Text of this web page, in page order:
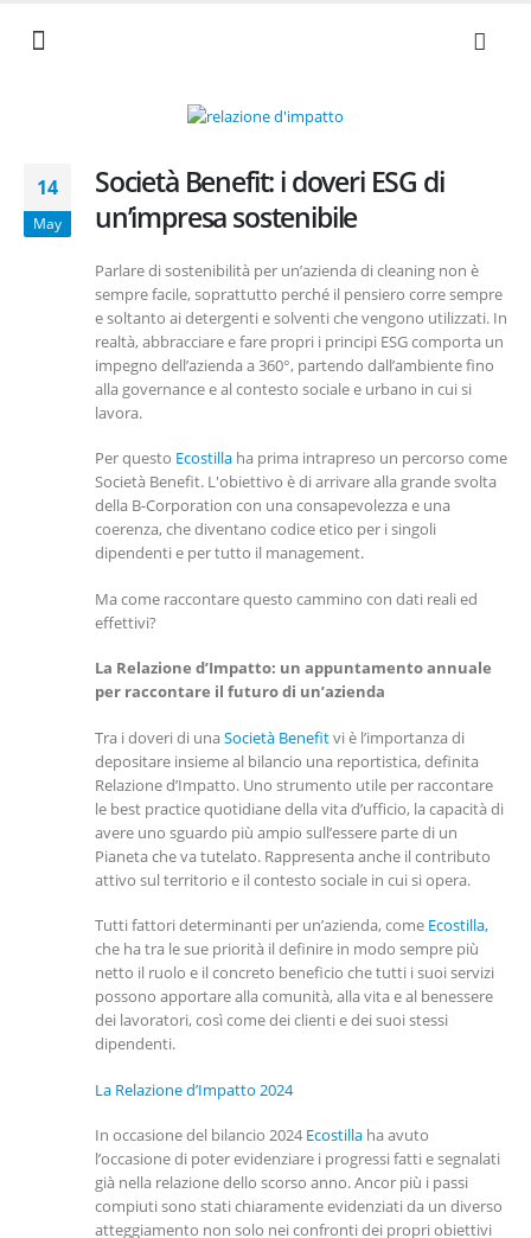
14
May
Società Benefit: i doveri ESG di
un’impresa sostenibile
Parlare di sostenibilità per un’azienda di cleaning non è
sempre facile, soprattutto perché il pensiero corre sempre
e soltanto ai detergenti e solventi che vengono utilizzati. In
realtà, abbracciare e fare propri i principi ESG comporta un
impegno dell’azienda a 360°, partendo dall’ambiente fino
alla governance e al contesto sociale e urbano in cui si
lavora.
Per questo Ecostilla ha prima intrapreso un percorso come
Società Benefit. L'obiettivo è di arrivare alla grande svolta
della B-Corporation con una consapevolezza e una
coerenza, che diventano codice etico per i singoli
dipendenti e per tutto il management.
Ma come raccontare questo cammino con dati reali ed
effettivi?
La Relazione d’Impatto: un appuntamento annuale
per raccontare il futuro di un’azienda
Tra i doveri di unaSocietà Benefitvi è l’importanza di
depositare insieme al bilancio una reportistica, definita
Relazione d’Impatto. Uno strumento utile per raccontare
le best practice quotidiane della vita d’ufficio, la capacità di
avere uno sguardo più ampio sull’essere parte di un
Pianeta che va tutelato. Rappresenta anche il contributo
attivo sul territorio e il contesto sociale in cui si opera.
Tutti fattori determinanti per un’azienda, come Ecostilla,
che ha tra le sue priorità il definire in modo sempre più
netto il ruolo e il concreto beneficio che tutti i suoi servizi
possono apportare alla comunità, alla vita e al benessere
dei lavoratori, così come dei clienti e dei suoi stessi
dipendenti.
La Relazione d’Impatto 2024
In occasione del bilancio 2024 Ecostilla ha avuto
l’occasione di poter evidenziare i progressi fatti e segnalati
già nella relazione dello scorso anno. Ancor più i passi
compiuti sono stati chiaramente evidenziati da un diverso
atteggiamento non solo nei confronti dei propri obiettivi